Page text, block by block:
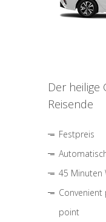
Der heilige
Reisende
Festpreis
45 Minuten
point